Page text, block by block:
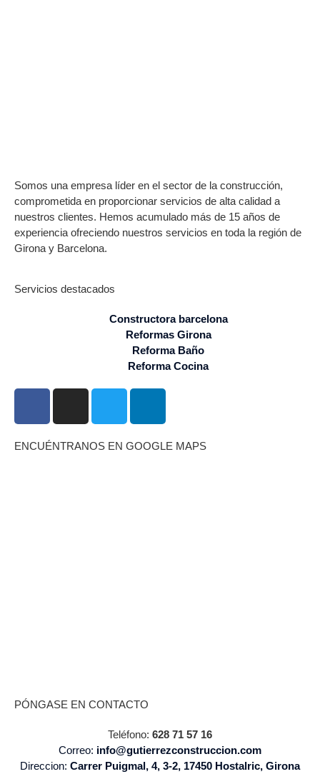
Somos una empresa líder en el sector de la construcción,
comprometida en proporcionar servicios de alta calidad a
nuestros clientes. Hemos acumulado más de 15 años de
experiencia ofreciendo nuestros servicios en toda la región de
Girona y Barcelona.
Servicios destacados
Constructora barcelona
Reformas Girona
Reforma Baño
Reforma Cocina
ENCUÉNTRANOS EN GOOGLE MAPS
PÓNGASE EN CONTACTO
Teléfono: 628 71 57 16
Correo: info@gutierrezconstruccion.com
Direccion: Carrer Puigmal, 4, 3-2, 17450 Hostalric, Girona